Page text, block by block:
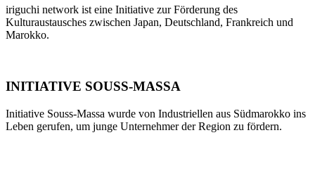
iriguchi network ist eine Initiative zur Förderung des
Kulturaustausches zwischen Japan, Deutschland, Frankreich und
Marokko.
INITIATIVE SOUSS-MASSA
Initiative Souss-Massa wurde von Industriellen aus Südmarokko ins
Leben gerufen, um junge Unternehmer der Region zu fördern.